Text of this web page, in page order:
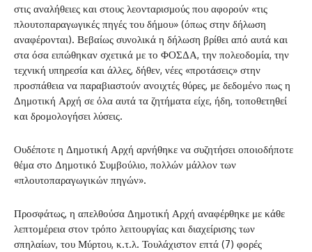
στις αναλήθειες και στους λεονταρισμούς που αφορούν «τις
πλουτοπαραγωγικές πηγές του δήμου» (όπως στην δήλωση
αναφέρονται). Βεβαίως συνολικά η δήλωση βρίθει από αυτά και
στα όσα ειπώθηκαν σχετικά με το ΦΟΣΔΑ, την πολεοδομία, την
τεχνική υπηρεσία και άλλες, δήθεν, νέες «προτάσεις» στην
προσπάθεια να παραβιαστούν ανοιχτές θύρες, με δεδομένο πως η
Δημοτική Αρχή σε όλα αυτά τα ζητήματα είχε, ήδη, τοποθετηθεί
και δρομολογήσει λύσεις.
Ουδέποτε η Δημοτική Αρχή αρνήθηκε να συζητήσει οποιοδήποτε
θέμα στο Δημοτικό Συμβούλιο, πολλών μάλλον των
«πλουτοπαραγωγικών πηγών».
Προσφάτως, η απελθούσα Δημοτική Αρχή αναφέρθηκε με κάθε
λεπτομέρεια στον τρόπο λειτουργίας και διαχείρισης των
σπηλαίων, του Μύρτου, κ.τ.λ. Τουλάχιστον επτά (7) φορές